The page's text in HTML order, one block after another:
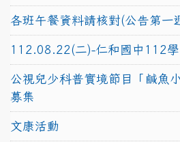
各班午餐資料請核對(公告第
112.08.22(二)-仁和國中112學
公視兒少科普實境節目「鹹魚
募集
文康活動